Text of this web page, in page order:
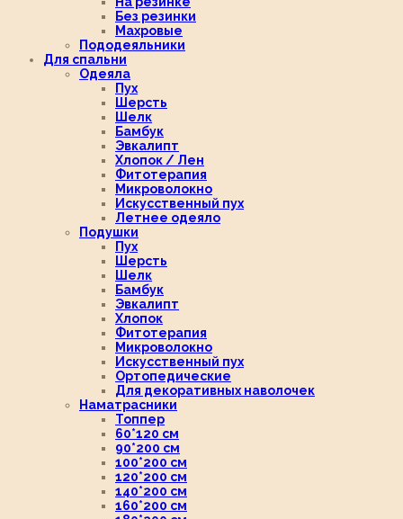
Без резинки
Махровые
Пододеяльники
Для спальни
Одеяла
Пух
Шерсть
Шелк
Бамбук
Эвкалипт
Хлопок / Лен
Фитотерапия
Микроволокно
Искусственный пух
Летнее одеяло
Подушки
Пух
Шерсть
Шелк
Бамбук
Эвкалипт
Хлопок
Фитотерапия
Микроволокно
Искусственный пух
Ортопедические
Для декоративных наволочек
Наматрасники
Топпер
60*120 см
90*200 см
100*200 см
120*200 см
140*200 см
160*200 см